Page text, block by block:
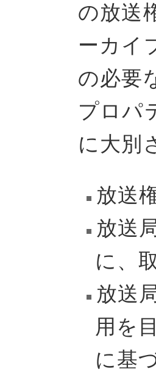
の放送
ーカイ
の必要
プロパ
に大別
放送
放送
に、
放送
用を
に基